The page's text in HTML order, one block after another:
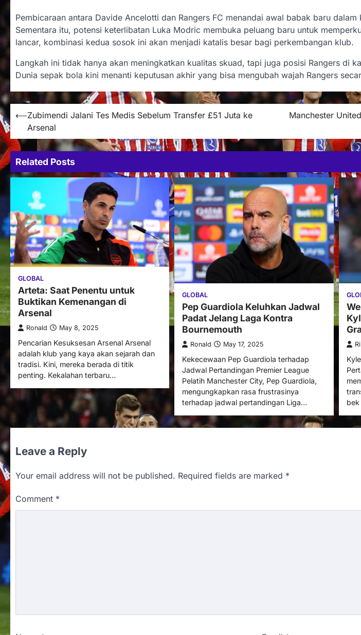
Pembicaraan antara Davide Ancelotti dan Rangers FC menandai awal babak baru
Sementara itu, potensi keterlibatan Luka Modric membuka peluang baru untuk
lancar, kombinasi kedua sosok ini akan menjadi katalis besar bagi perkembangan klub.
Langkah ini tidak hanya akan meningkatkan kualitas skuad, tapi juga posisi Rangers di
Dunia sepak bola kini menanti keputusan akhir yang bisa mengubah wajah Rangers
Post
navigation
⟵Zubimendi Jalani Tes Medis Sebelum Transfer £51 Juta ke
Arsenal
Manchester
Related Posts
GLOBAL
Arteta: Saat Penentu untuk
Buktikan Kemenangan di
Arsenal
Ronald May 8, 2025
Pencarian Kesuksesan Arsenal Arsenal
adalah klub yang kaya akan sejarah dan
tradisi. Kini, mereka berada di titik
penting. Kekalahan terbaru…
GLOBAL
Pep Guardiola Keluhkan Jadwal
Padat Jelang Laga Kontra
Bournemouth
Ronald May 17, 2025
Kekecewaan Pep Guardiola terhadap
Jadwal Pertandingan Premier League
Pelatih Manchester City, Pep Guardiola,
mengungkapkan rasa frustrasinya
terhadap jadwal pertandingan Liga…
Leave a Reply
Your email address will not be published. Required fields are marked *
Comment *